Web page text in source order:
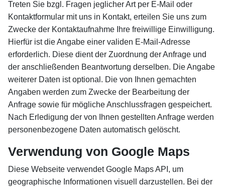
Treten Sie bzgl. Fragen jeglicher Art per E-Mail oder
Kontaktformular mit uns in Kontakt, erteilen Sie uns zum
Zwecke der Kontaktaufnahme Ihre freiwillige Einwilligung.
Hierfür ist die Angabe einer validen E-Mail-Adresse
erforderlich. Diese dient der Zuordnung der Anfrage und
der anschließenden Beantwortung derselben. Die Angabe
weiterer Daten ist optional. Die von Ihnen gemachten
Angaben werden zum Zwecke der Bearbeitung der
Anfrage sowie für mögliche Anschlussfragen gespeichert.
Nach Erledigung der von Ihnen gestellten Anfrage werden
personenbezogene Daten automatisch gelöscht.
Verwendung von Google Maps
Diese Webseite verwendet Google Maps API, um
geographische Informationen visuell darzustellen. Bei der